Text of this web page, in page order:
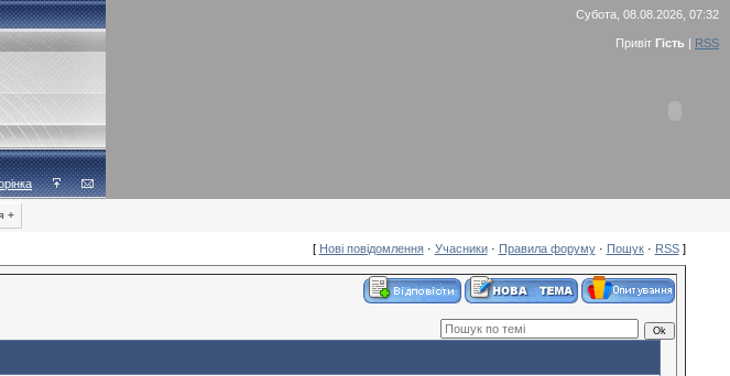
Субота, 08.08.2026, 07:32
Привіт Гість | RSS
+
[ Нові повідомлення· Учасники· Правила форуму· Пошук· RSS]